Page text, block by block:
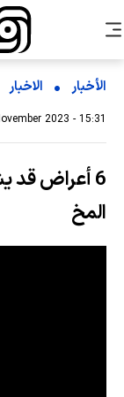
الأخبار الاخبار
2023 - 15:31
6 أعراض قد
المخ